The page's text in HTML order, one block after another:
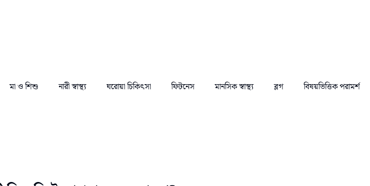
মা ও শিশু নারী স্বাস্থ্য ঘরোয়া চিকিৎসা ফিটনেস মানসিক স্বাস্থ্য ব্লগ বিষয়ভিত্তিক পরামর্শ